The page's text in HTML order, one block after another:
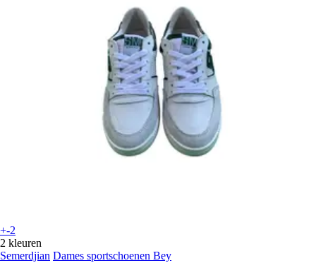
+-2
2 kleuren
Semerdjian Dames sportschoenen Bey